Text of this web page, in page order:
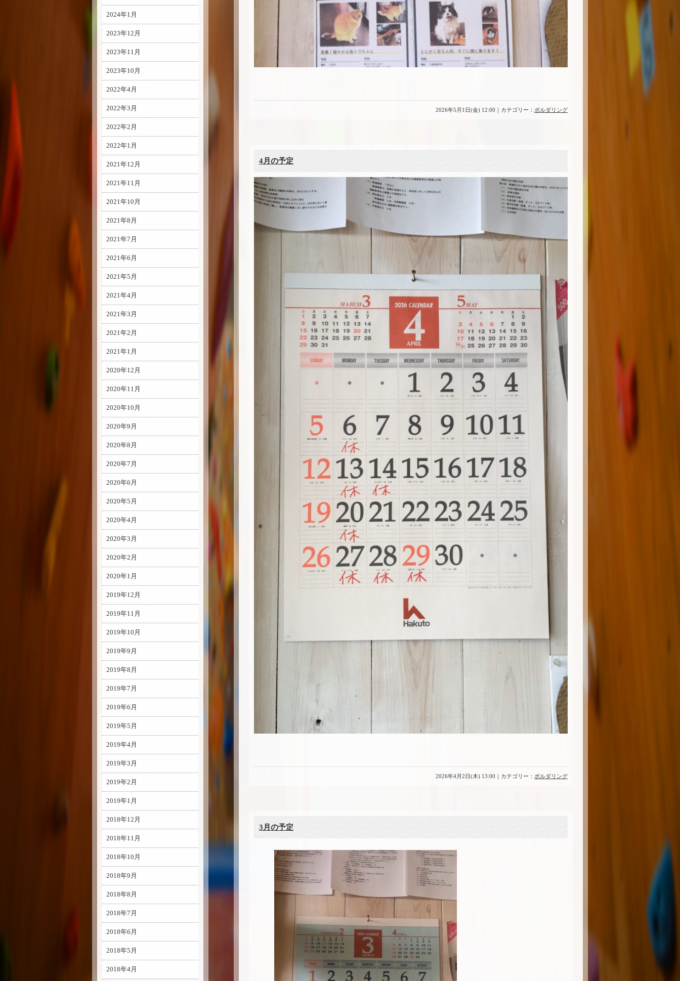
2026年5月1日(金) 12:00｜カテゴリー： ボルダリング
4月の予定
2026年4月2日(木) 13:00｜カテゴリー： ボルダリング
3月の予定
2024年1月
2023年12月
2023年11月
2023年10月
2022年4月
2022年3月
2022年2月
2022年1月
2021年12月
2021年11月
2021年10月
2021年8月
2021年7月
2021年6月
2021年5月
2021年4月
2021年3月
2021年2月
2021年1月
2020年12月
2020年11月
2020年10月
2020年9月
2020年8月
2020年7月
2020年6月
2020年5月
2020年4月
2020年3月
2020年2月
2020年1月
2019年12月
2019年11月
2019年10月
2019年9月
2019年8月
2019年7月
2019年6月
2019年5月
2019年4月
2019年3月
2019年2月
2019年1月
2018年12月
2018年11月
2018年10月
2018年9月
2018年8月
2018年7月
2018年6月
2018年5月
2018年4月